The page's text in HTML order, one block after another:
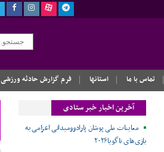
تماس با ما استانها فرم گزارش حادثه ورزشی
آخرین اخبار خبر ستادی
معاینات ملی پوشان پارادوومیدانی اعزامی به
بازی‌های ناگویا۲۰۲۶